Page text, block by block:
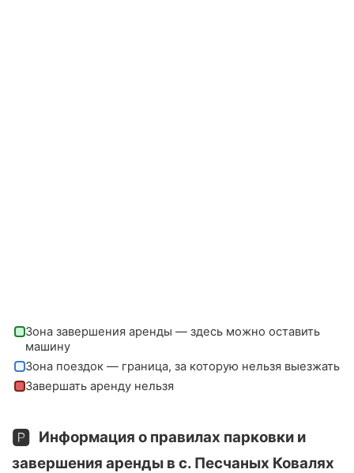
Зона завершения аренды — здесь можно оставить
машину
Зона поездок — граница, за которую нельзя выезжать
Завершать аренду нельзя
🅿️ Информация о правилах парковки и
завершения аренды в с. Песчаных Ковалях